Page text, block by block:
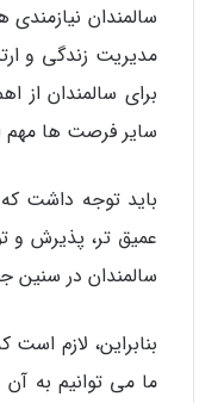
سالمندان
مدیریت زندگی و
برای سالمندان
سایر فرصت‌ ها
باید توجه داشت
عمیق تر، پذیرش و
سالمندان در سنین
بنابراین، لازم
ما می‌ توانیم به